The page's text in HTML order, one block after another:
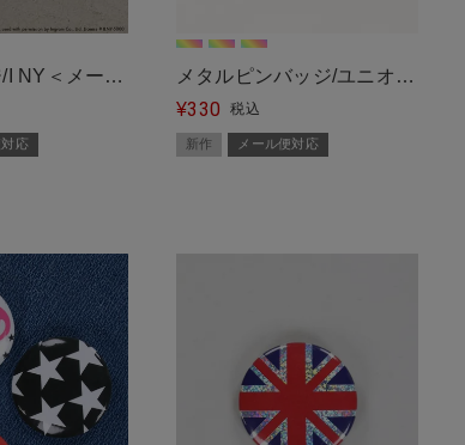
I NY＜メール
対応
メタルピンバッジ/ユニオン
ジャック＜メール便対応＞
¥330 税込
新作 メール便対応